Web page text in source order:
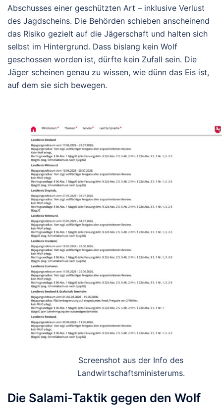
Abschusses einer geschützten Art – inklusive Verlust
des Jagdscheins. Die Behörden schieben anscheinend
das Risiko gezielt auf die Jägerschaft und halten sich
selbst im Hintergrund. Dass bislang kein Wolf
geschossen worden ist, dürfte kein Zufall sein. Die
Jäger scheinen genau zu wissen, wie dünn das Eis ist,
auf dem sie sich bewegen.
Screenshot aus der Info des
Landwirtschaftsministerums.
Die Salami-Taktik gegen den Wolf